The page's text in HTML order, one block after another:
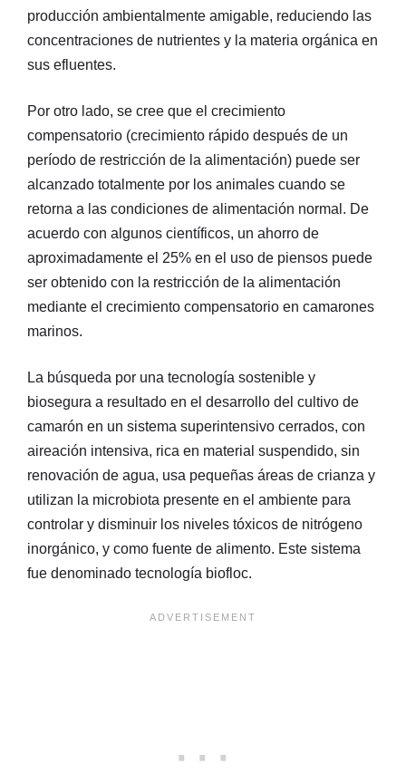
producción ambientalmente amigable, reduciendo las
concentraciones de nutrientes y la materia orgánica en
sus efluentes.
Por otro lado, se cree que el crecimiento
compensatorio (crecimiento rápido después de un
período de restricción de la alimentación) puede ser
alcanzado totalmente por los animales cuando se
retorna a las condiciones de alimentación normal. De
acuerdo con algunos científicos, un ahorro de
aproximadamente el 25% en el uso de piensos puede
ser obtenido con la restricción de la alimentación
mediante el crecimiento compensatorio en camarones
marinos.
La búsqueda por una tecnología sostenible y
biosegura a resultado en el desarrollo del cultivo de
camarón en un sistema superintensivo cerrados, con
aireación intensiva, rica en material suspendido, sin
renovación de agua, usa pequeñas áreas de crianza y
utilizan la microbiota presente en el ambiente para
controlar y disminuir los niveles tóxicos de nitrógeno
inorgánico, y como fuente de alimento. Este sistema
fue denominado tecnología biofloc.